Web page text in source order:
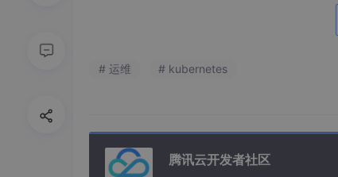
# 运维 # kubernetes
腾讯云开发者社区